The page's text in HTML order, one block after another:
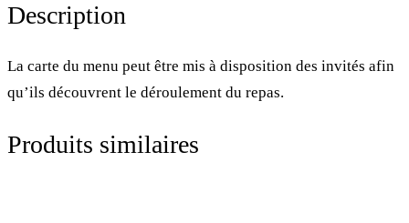
Description
La carte du menu peut être mis à disposition des invités afin
qu’ils découvrent le déroulement du repas.
Produits similaires